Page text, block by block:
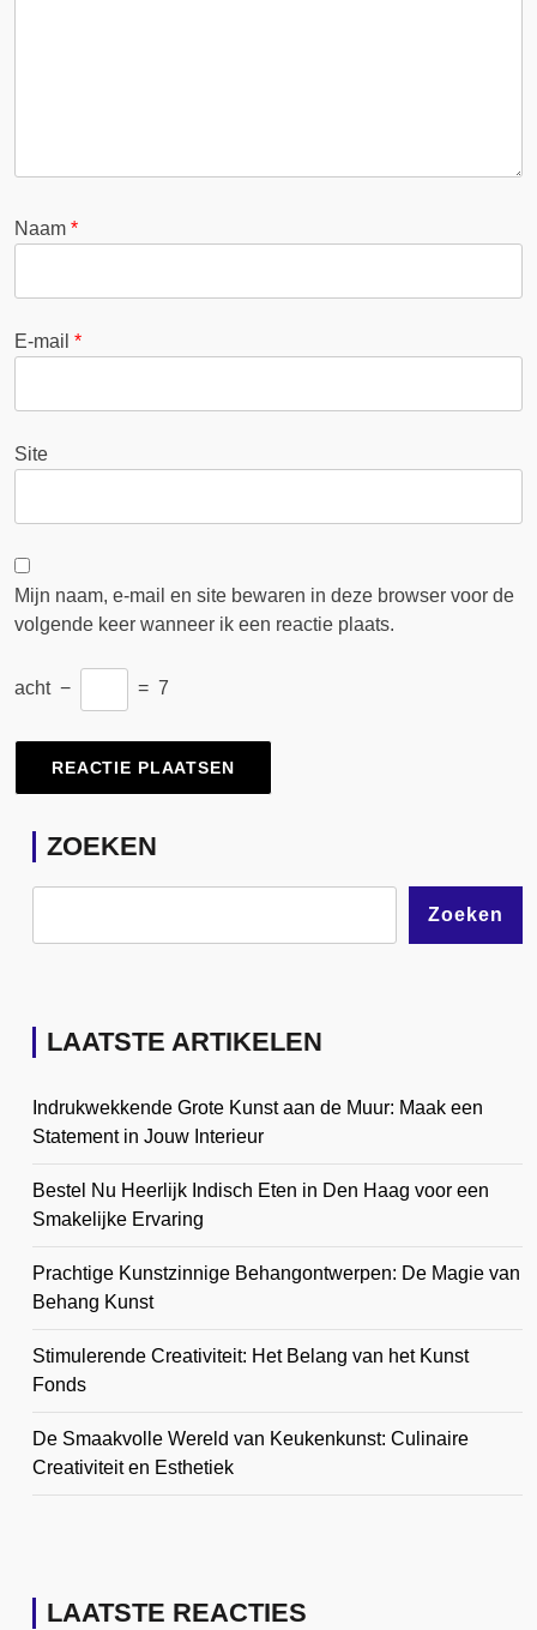
Naam *
E-mail *
Site
Mijn naam, e-mail en site bewaren in deze browser voor de
volgende keer wanneer ik een reactie plaats.
acht − = 7
ZOEKEN
Zoeken
LAATSTE ARTIKELEN
Indrukwekkende Grote Kunst aan de Muur: Maak een
Statement in Jouw Interieur
Bestel Nu Heerlijk Indisch Eten in Den Haag voor een
Smakelijke Ervaring
Prachtige Kunstzinnige Behangontwerpen: De Magie van
Behang Kunst
Stimulerende Creativiteit: Het Belang van het Kunst
Fonds
De Smaakvolle Wereld van Keukenkunst: Culinaire
Creativiteit en Esthetiek
LAATSTE REACTIES